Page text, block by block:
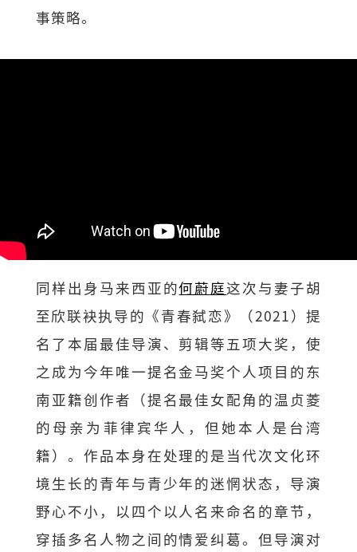
事策略。
同样出身马来西亚的何蔚庭这次与妻子胡
至欣联袂执导的《青春弑恋》（2021）提
名了本届最佳导演、剪辑等五项大奖，使
之成为今年唯一提名金马奖个人项目的东
南亚籍创作者（提名最佳女配角的温贞菱
的母亲为菲律宾华人，但她本人是台湾
籍）。作品本身在处理的是当代次文化环
境生长的青年与青少年的迷惘状态，导演
野心不小，以四个以人名来命名的章节，
穿插多名人物之间的情爱纠葛。但导演对